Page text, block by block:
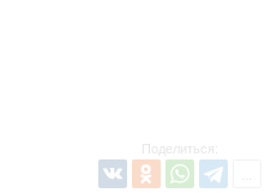
Поделиться: